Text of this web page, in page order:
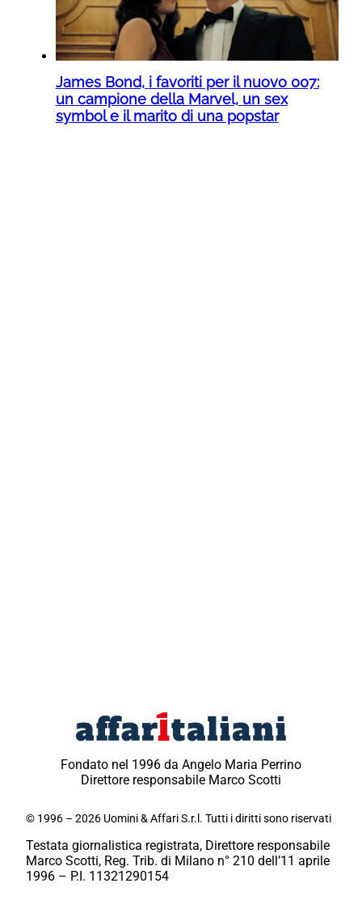
James Bond, i favoriti per il nuovo 007:
un campione della Marvel, un sex
symbol e il marito di una popstar
Fondato nel 1996 da Angelo Maria Perrino
Direttore responsabile Marco Scotti
© 1996 – 2026 Uomini & Affari S.r.l. Tutti i diritti sono riservati
Testata giornalistica registrata, Direttore responsabile
Marco Scotti, Reg. Trib. di Milano n° 210 dell’11 aprile
1996 – P.I. 11321290154